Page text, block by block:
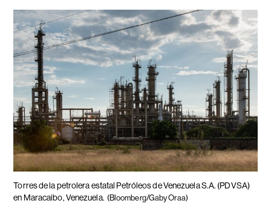
Torres de la petrolera estatal Petróleos de Venezuela S.A. (PDVSA)
en Maracaibo, Venezuela. (Bloomberg/Gaby Oraa)